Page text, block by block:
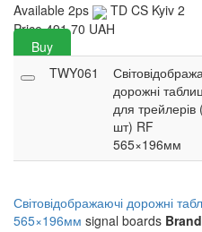
Available 2ps TD CS Kyiv 2
Price 491.70 UAH
Buy
TWY061
дорожні
для трейлерів
шт) RF
565×196мм
Світовідображаючі дорожні
565×196мм signal boards Brand